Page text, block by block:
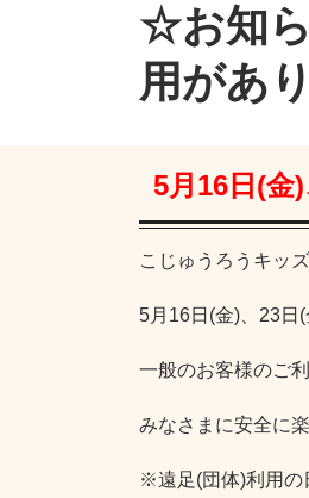
☆お知
用があ
5月16日(金
こじゅうろうキッ
5月16日(金)、23日
一般のお客様のご
みなさまに安全に
※遠足(団体)利用の